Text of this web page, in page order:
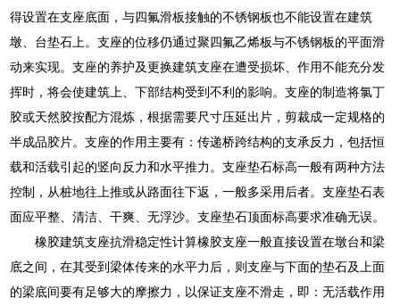
得设置在支座底面，与四氟滑板接触的不锈钢板也不能设置在建筑
墩、台垫石上。支座的位移仍通过聚四氟乙烯板与不锈钢板的平面滑
动来实现。支座的养护及更换建筑支座在遭受损坏、作用不能充分发
挥时，将会使建筑上、下部结构受到不利的影响。支座的制造将氯丁
胶或天然胶按配方混炼，根据需要尺寸压延出片，剪裁成一定规格的
半成品胶片。支座的作用主要有：传递桥跨结构的支承反力，包括恒
载和活载引起的竖向反力和水平推力。支座垫石标高一般有两种方法
控制，从桩地往上推或从路面往下返，一般多采用后者。支座垫石表
面应平整、清洁、干爽、无浮沙。支座垫石顶面标高要求准确无误。
橡胶建筑支座抗滑稳定性计算橡胶支座一般直接设置在墩台和梁
底之间，在其受到梁体传来的水平力后，则支座与下面的垫石及上面
的梁底间要有足够大的摩擦力，以保证支座不滑走，即：无活载作用